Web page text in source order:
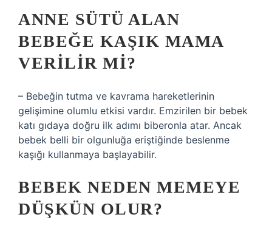
ANNE SÜTÜ ALAN
BEBEĞE KAŞIK MAMA
VERILIR MI?
– Bebeğin tutma ve kavrama hareketlerinin
gelişimine olumlu etkisi vardır. Emzirilen bir bebek
katı gıdaya doğru ilk adımı biberonla atar. Ancak
bebek belli bir olgunluğa eriştiğinde beslenme
kaşığı kullanmaya başlayabilir.
BEBEK NEDEN MEMEYE
DÜŞKÜN OLUR?